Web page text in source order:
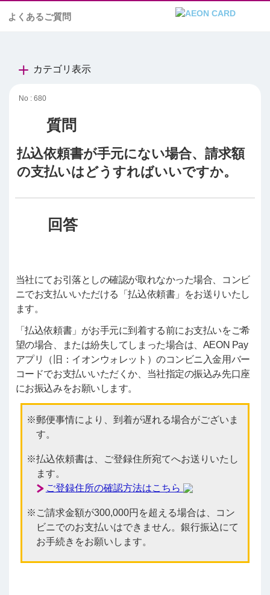
よくあるご質問
カテゴリ表示
No : 680
払込依頼書が手元にない場合、請求額
の支払いはどうすればいいですか。
当社にてお引落としの確認が取れなかった場合、コンビ
ニでお支払いいただける「払込依頼書」をお送りいたし
ます。
「払込依頼書」がお手元に到着する前にお支払いをご希
望の場合、または紛失してしまった場合は、AEON Pay
アプリ（旧：イオンウォレット）のコンビニ入金用バー
コードでお支払いいただくか、当社指定の振込み先口座
にお振込みをお願いします。
郵便事情により、到着が遅れる場合がございま
す。
払込依頼書は、ご登録住所宛てへお送りいたし
ます。
ご登録住所の確認方法はこちら
ご請求金額が300,000円を超える場合は、コン
ビニでのお支払いはできません。銀行振込にて
お手続きをお願いします。